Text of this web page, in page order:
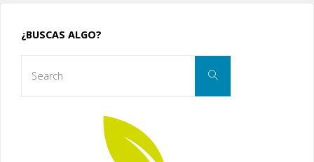
¿BUSCAS ALGO?
Search